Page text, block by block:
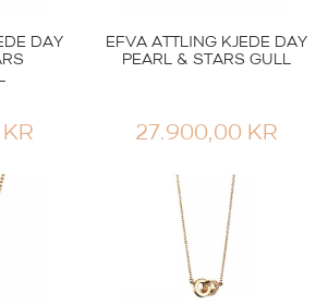
DAY
KR
EFVA ATTLING KJEDE DAY
PEARL & STARS GULL
27.900,00 KR